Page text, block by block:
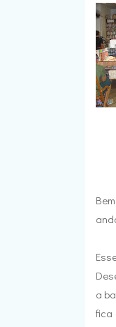
a
fica